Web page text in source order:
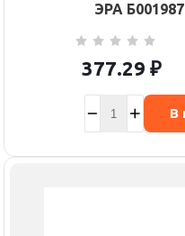
ЭРА
377.29 ₽
В